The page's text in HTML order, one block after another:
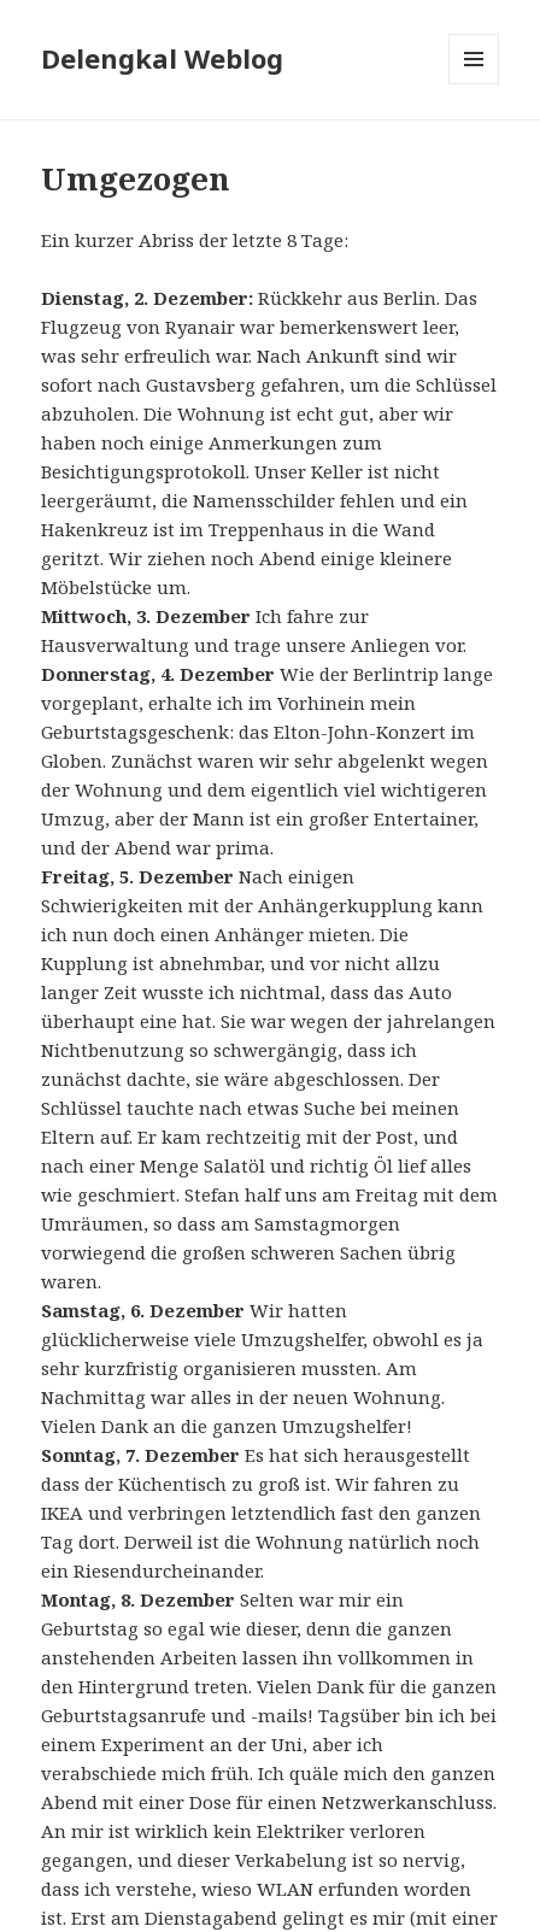
Delengkal Weblog
Umgezogen
Ein kurzer Abriss der letzte 8 Tage:
Dienstag, 2. Dezember: Rückkehr aus Berlin. Das
Flugzeug von Ryanair war bemerkenswert leer,
was sehr erfreulich war. Nach Ankunft sind wir
sofort nach Gustavsberg gefahren, um die Schlüssel
abzuholen. Die Wohnung ist echt gut, aber wir
haben noch einige Anmerkungen zum
Besichtigungsprotokoll. Unser Keller ist nicht
leergeräumt, die Namensschilder fehlen und ein
Hakenkreuz ist im Treppenhaus in die Wand
geritzt. Wir ziehen noch Abend einige kleinere
Möbelstücke um.
Mittwoch, 3. Dezember Ich fahre zur
Hausverwaltung und trage unsere Anliegen vor.
Donnerstag, 4. Dezember Wie der Berlintrip lange
vorgeplant, erhalte ich im Vorhinein mein
Geburtstagsgeschenk: das Elton-John-Konzert im
Globen. Zunächst waren wir sehr abgelenkt wegen
der Wohnung und dem eigentlich viel wichtigeren
Umzug, aber der Mann ist ein großer Entertainer,
und der Abend war prima.
Freitag, 5. Dezember Nach einigen
Schwierigkeiten mit der Anhängerkupplung kann
ich nun doch einen Anhänger mieten. Die
Kupplung ist abnehmbar, und vor nicht allzu
langer Zeit wusste ich nichtmal, dass das Auto
überhaupt eine hat. Sie war wegen der jahrelangen
Nichtbenutzung so schwergängig, dass ich
zunächst dachte, sie wäre abgeschlossen. Der
Schlüssel tauchte nach etwas Suche bei meinen
Eltern auf. Er kam rechtzeitig mit der Post, und
nach einer Menge Salatöl und richtig Öl lief alles
wie geschmiert. Stefan half uns am Freitag mit dem
Umräumen, so dass am Samstagmorgen
vorwiegend die großen schweren Sachen übrig
waren.
Samstag, 6. Dezember Wir hatten
glücklicherweise viele Umzugshelfer, obwohl es ja
sehr kurzfristig organisieren mussten. Am
Nachmittag war alles in der neuen Wohnung.
Vielen Dank an die ganzen Umzugshelfer!
Sonntag, 7. Dezember Es hat sich herausgestellt
dass der Küchentisch zu groß ist. Wir fahren zu
IKEA und verbringen letztendlich fast den ganzen
Tag dort. Derweil ist die Wohnung natürlich noch
ein Riesendurcheinander.
Montag, 8. Dezember Selten war mir ein
Geburtstag so egal wie dieser, denn die ganzen
anstehenden Arbeiten lassen ihn vollkommen in
den Hintergrund treten. Vielen Dank für die ganzen
Geburtstagsanrufe und -mails! Tagsüber bin ich bei
einem Experiment an der Uni, aber ich
verabschiede mich früh. Ich quäle mich den ganzen
Abend mit einer Dose für einen Netzwerkanschluss.
An mir ist wirklich kein Elektriker verloren
gegangen, und dieser Verkabelung ist so nervig,
dass ich verstehe, wieso WLAN erfunden worden
ist. Erst am Dienstagabend gelingt es mir (mit einer